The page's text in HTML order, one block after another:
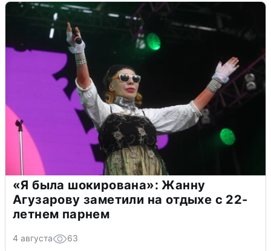
«Я была шокирована»: Жанну
Агузарову заметили на отдыхе с 22-
летнем парнем
4 августа 63